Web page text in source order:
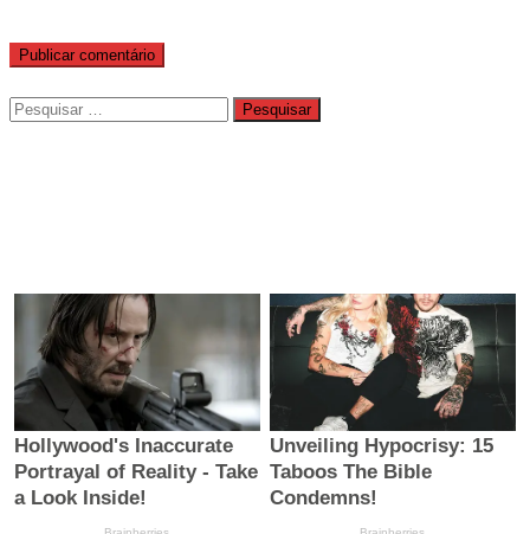
Pesquisar
por: